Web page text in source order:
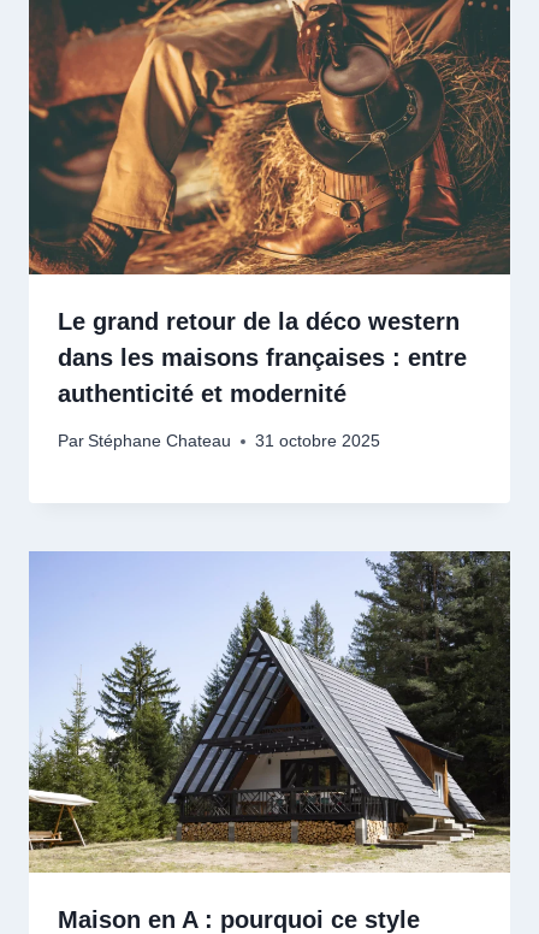
Le grand retour de la déco western
dans les maisons françaises : entre
authenticité et modernité
Par Stéphane Chateau 31 octobre 2025
Maison en A : pourquoi ce style